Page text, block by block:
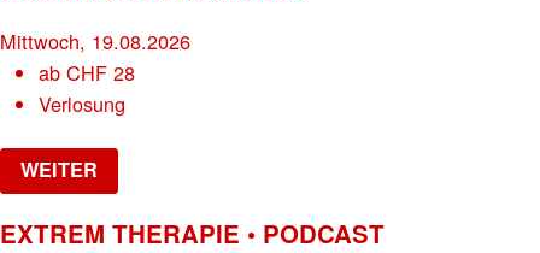
Mittwoch, 19.08.2026
abCHF 28
Verlosung
WEITER
EXTREM THERAPIE • PODCAST